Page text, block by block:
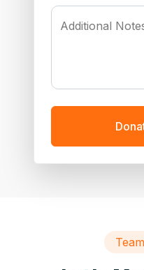
Additional